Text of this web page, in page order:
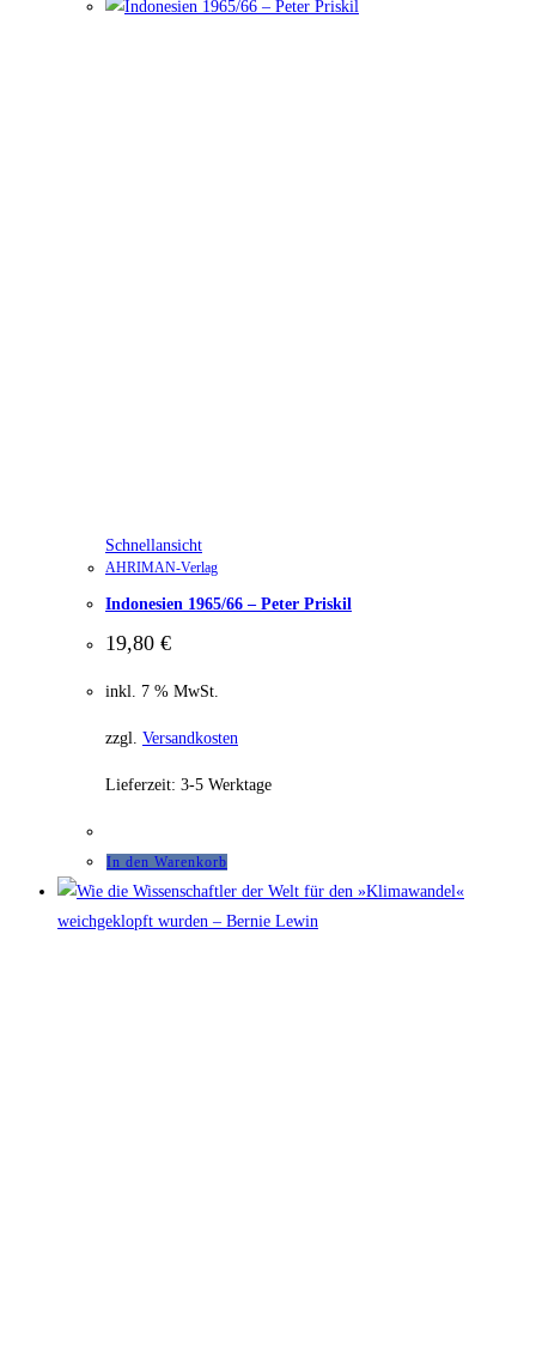
Schnellansicht
AHRIMAN-Verlag
Indonesien 1965/66 – Peter Priskil
19,80 €
inkl. 7 % MwSt.
zzgl. Versandkosten
Lieferzeit: 3-5 Werktage
In den Warenkorb